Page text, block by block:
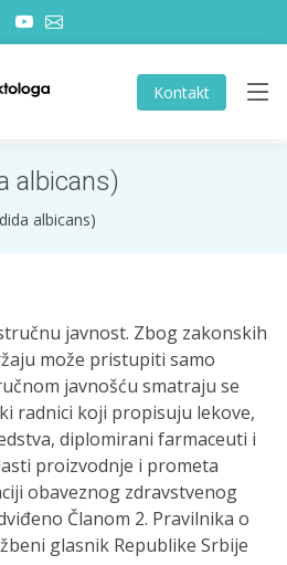
Kontakt
albicans)
albicans)
javnost. Zbog zakonskih
može pristupiti samo
javnošću smatraju se
radnici koji propisuju lekove,
diplomirani farmaceuti i
proizvodnje i prometa
obaveznog zdravstvenog
Članom 2. Pravilnika o
glasnik Republike Srbije